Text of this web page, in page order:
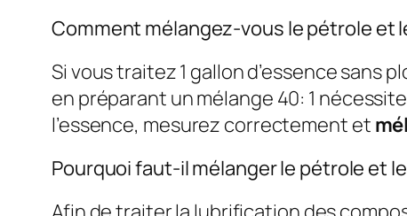
Comment mélangez-vous le pétrole et
Si vous traitez 1 gallon d’essence sans
en préparant un mélange 40: 1
l’essence, mesurez correctement et
Pourquoi faut-il mélanger le pétrole et